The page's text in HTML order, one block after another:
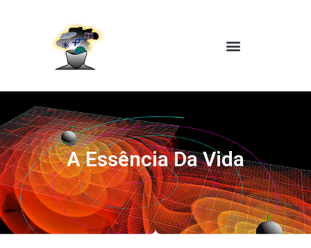
A Essência Da Vida